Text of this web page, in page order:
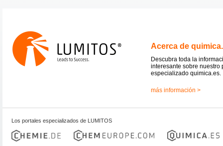
Acerca de
Descubra toda la
interesante sobre nuestro
especializado quimica.es.
más información >
Los portales especializados de LUMITOS